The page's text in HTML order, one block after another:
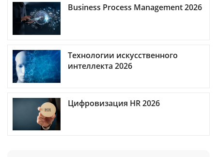
Business Process Management 2026
Технологии искусственного
интеллекта 2026
Цифровизация HR 2026